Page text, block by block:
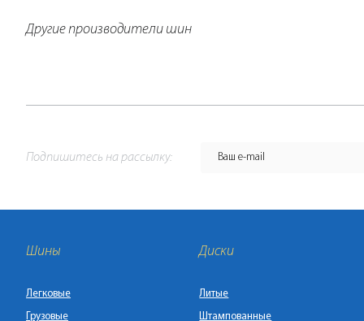
Другие производители шин
Подпишитесь на рассылку:
Шины
Легковые
Грузовые
Диски
Литые
Штампованные